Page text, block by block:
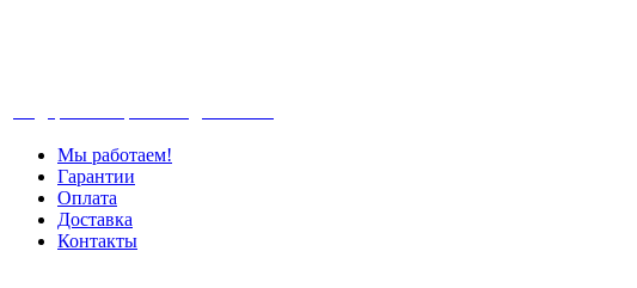
Мы работаем!
Гарантии
Оплата
Доставка
Контакты